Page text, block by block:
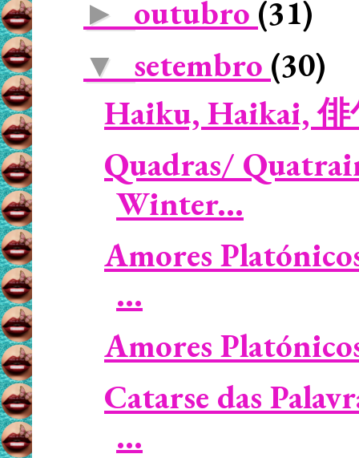
► outubro (31)
▼ setembro (30)
Haiku, Haikai, 俳
Quadras/
Winter...
Amores
...
Amores
Catarse das
...